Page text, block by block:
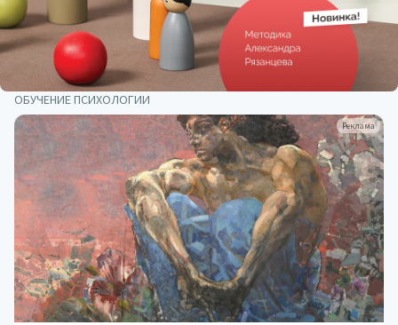
ОБУЧЕНИЕ ПСИХОЛОГИИ
Реклама